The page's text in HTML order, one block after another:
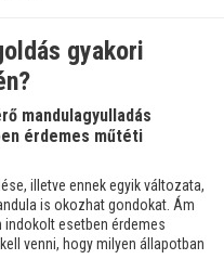
gyakori
mandulagyulladás
érdemes műtéti
illetve ennek egyik változata,
is okozhat gondokat. Ám
indokolt esetben érdemes
venni, hogy milyen állapotban